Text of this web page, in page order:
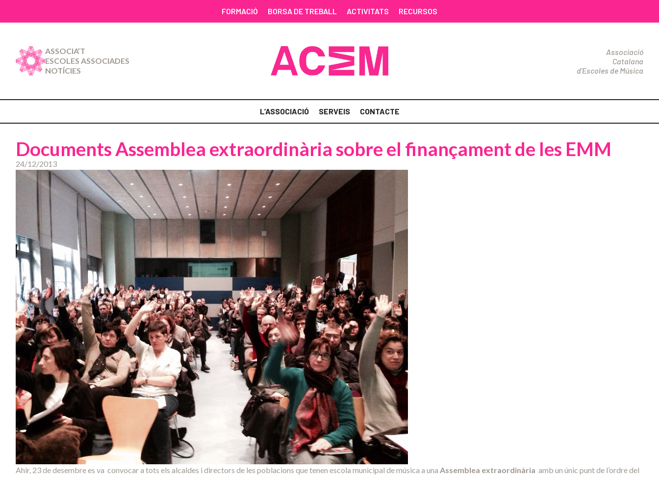
FORMACIÓ BORSA DE TREBALL ACTIVITATS RECURSOS
ASSOCIA’T
ESCOLES ASSOCIADES
NOTÍCIES
Associació
Catalana
d'Escoles de Música
L’ASSOCIACIÓ SERVEIS CONTACTE
Documents Assemblea extraordinària sobre el finançament de les EMM
24/12/2013
Ahir, 23 de desembre es va convocar a tots els alcaldes i directors de les poblacions que tenen escola municipal de música a una Assemblea extraordinària amb un únic punt de l’ordre del